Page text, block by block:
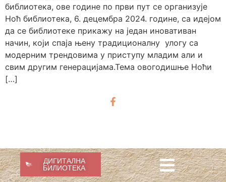
библиотека, ове године по први пут се организује
Ноћ библиотека, 6. децембра 2024. године, са идејом
да се библиотеке прикажу на један иновативан
начин, који спаја њену традиционалну улогу са
модерним трендовима у приступу младим али и
свим другим генерацијама.Тема овогодишње Ноћи
[…]
ДИГИТАЛНА
БИЛИОТЕКА